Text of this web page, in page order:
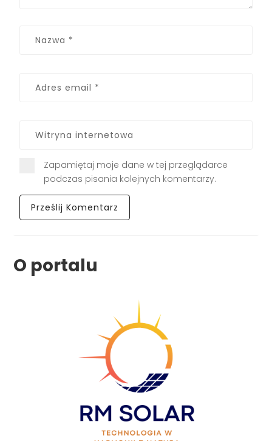
Zapamiętaj moje dane w tej przeglądarce
podczas pisania kolejnych komentarzy.
O portalu